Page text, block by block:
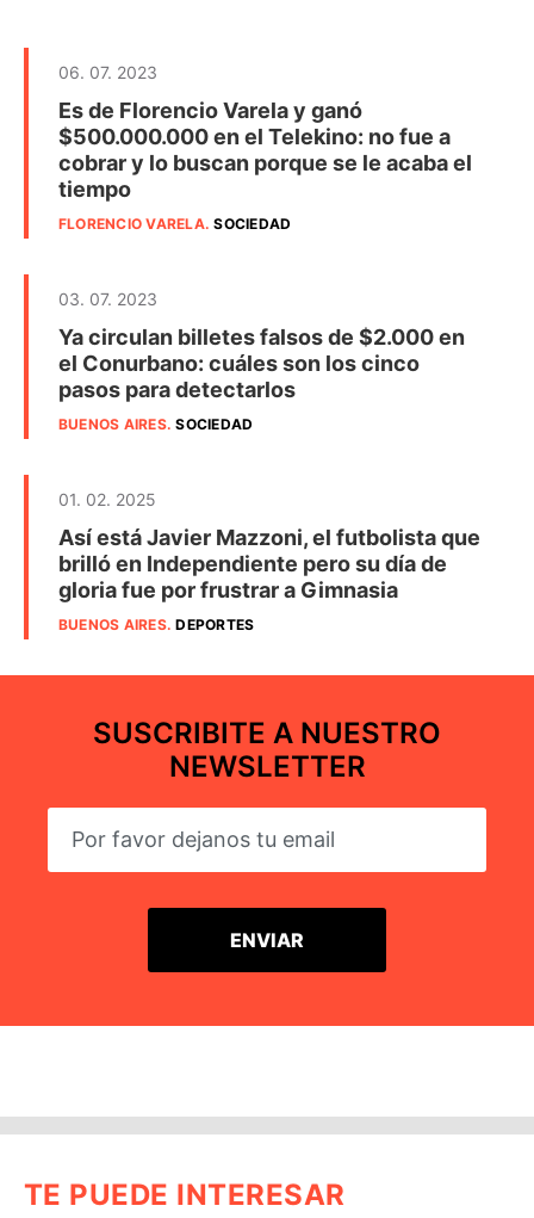
06. 07. 2023
Es de Florencio Varela y ganó
$500.000.000 en el Telekino: no fue a
cobrar y lo buscan porque se le acaba el
tiempo
FLORENCIO VARELA.SOCIEDAD
03. 07. 2023
Ya circulan billetes falsos de $2.000 en
el Conurbano: cuáles son los cinco
pasos para detectarlos
BUENOS AIRES.SOCIEDAD
01. 02. 2025
Así está Javier Mazzoni, el futbolista que
brilló en Independiente pero su día de
gloria fue por frustrar a Gimnasia
BUENOS AIRES.DEPORTES
SUSCRIBITE A NUESTRO
NEWSLETTER
TE PUEDE INTERESAR